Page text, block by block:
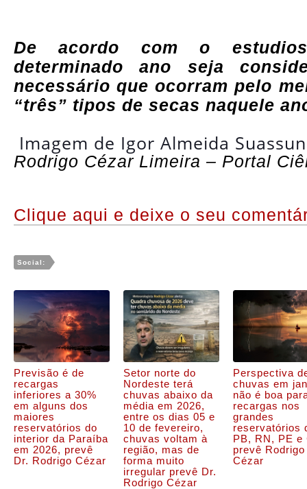
De acordo com o
determinado ano seja
necessário que ocorram pelo
“três” tipos de secas naquele
Imagem de Igor Almeida
Rodrigo Cézar Limeira – Portal
Clique aqui e deixe o seu
Social:
Previsão é de
recargas
inferiores a 30%
em alguns dos
maiores
reservatórios do
interior da Paraíba
em 2026, prevê
Dr. Rodrigo Cézar
Setor norte do
Nordeste terá
chuvas abaixo da
média em 2026,
entre os dias 05 e
10 de fevereiro,
chuvas voltam à
região, mas de
forma muito
irregular prevê Dr.
Rodrigo Cézar
Perspectiva
chuvas em
não é boa
recargas nos
grandes
reservatórios
PB, RN, PE e
prevê Rodrigo
Cézar